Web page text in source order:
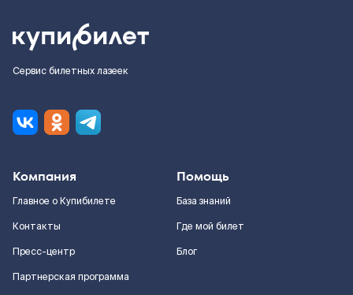
Сервис билетных лазеек
Компания
Главное о Купибилете
Контакты
Пресс-центр
Партнерская программа
Помощь
База знаний
Где мой билет
Блог